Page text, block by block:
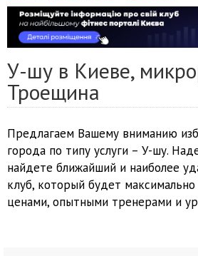
У-шу в Киеве,
Троещина
Предлагаем Вашему вниманию
города по типу услуги – У-шу.
найдете ближайший и наиболее
клуб, который будет
ценами, опытными тренерами и